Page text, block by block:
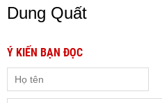
Dung Quất
Ý KIẾN BẠN ĐỌC